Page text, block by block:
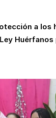
a los